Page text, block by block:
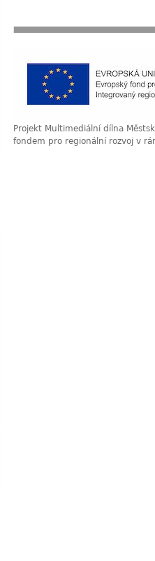
Projekt Multimediální dílna
fondem pro regionální rozvoj v